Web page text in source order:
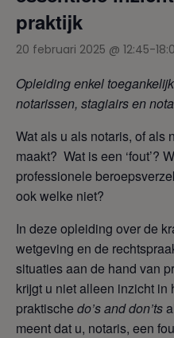
praktijk
20 februari 2025 @ 12:45-
Opleiding enkel
notarissen, stagiairs en
Wat als u als notaris, of als
maakt? Wat is een ‘fout’?
professionele
ook welke niet?
In deze opleiding over de
wetgeving en de
situaties aan de hand van
krijgt u niet alleen inzicht in
praktische do’s and don’ts
meent dat u, notaris, een